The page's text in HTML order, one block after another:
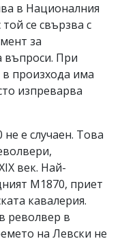
в Националния
се свързва с
за
въпроси. При
в произхода има
изпреварва
е случаен. Това
век. Най-
М1870, приет
кавалерия.
револвер в
на Левски не